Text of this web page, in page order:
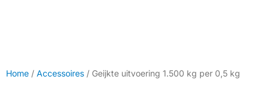
Home / Accessoires / Geijkte uitvoering 1.500 kg per 0,5 kg